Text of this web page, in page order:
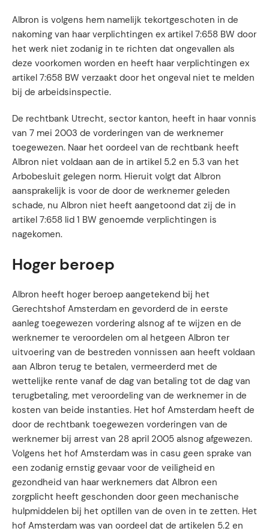
Albron is volgens hem namelijk tekortgeschoten in de
nakoming van haar verplichtingen ex artikel 7:658 BW door
het werk niet zodanig in te richten dat ongevallen als
deze voorkomen worden en heeft haar verplichtingen ex
artikel 7:658 BW verzaakt door het ongeval niet te melden
bij de arbeidsinspectie.
De rechtbank Utrecht, sector kanton, heeft in haar vonnis
van 7 mei 2003 de vorderingen van de werknemer
toegewezen. Naar het oordeel van de rechtbank heeft
Albron niet voldaan aan de in artikel 5.2 en 5.3 van het
Arbobesluit gelegen norm. Hieruit volgt dat Albron
aansprakelijk is voor de door de werknemer geleden
schade, nu Albron niet heeft aangetoond dat zij de in
artikel 7:658 lid 1 BW genoemde verplichtingen is
nagekomen.
Hoger beroep
Albron heeft hoger beroep aangetekend bij het
Gerechtshof Amsterdam en gevorderd de in eerste
aanleg toegewezen vordering alsnog af te wijzen en de
werknemer te veroordelen om al hetgeen Albron ter
uitvoering van de bestreden vonnissen aan heeft voldaan
aan Albron terug te betalen, vermeerderd met de
wettelijke rente vanaf de dag van betaling tot de dag van
terugbetaling, met veroordeling van de werknemer in de
kosten van beide instanties. Het hof Amsterdam heeft de
door de rechtbank toegewezen vorderingen van de
werknemer bij arrest van 28 april 2005 alsnog afgewezen.
Volgens het hof Amsterdam was in casu geen sprake van
een zodanig ernstig gevaar voor de veiligheid en
gezondheid van haar werknemers dat Albron een
zorgplicht heeft geschonden door geen mechanische
hulpmiddelen bij het optillen van de oven in te zetten. Het
hof Amsterdam was van oordeel dat de artikelen 5.2 en